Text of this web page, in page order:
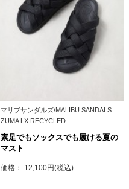
マリブサンダルズ/MALIBU SANDALS
ZUMA LX RECYCLED
素足でもソックスでも履ける夏の
マスト
価格： 12,100円(税込)